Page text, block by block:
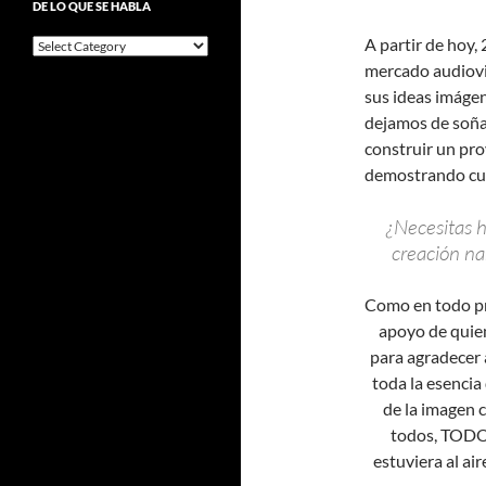
A partir de hoy,
mercado
sus ideas
dejamos de
construir un
demostrando
¿Necesitas
creación
Como en todo
apoyo de
para
toda la esencia
de la imagen
todos,
estuviera al
Alejo
DE LO QUE SE HABLA
De